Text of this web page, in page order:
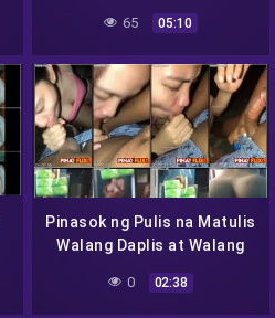
65 05:10
Pinasok ng Pulis na Matulis
Walang Daplis at Walang
0 02:38